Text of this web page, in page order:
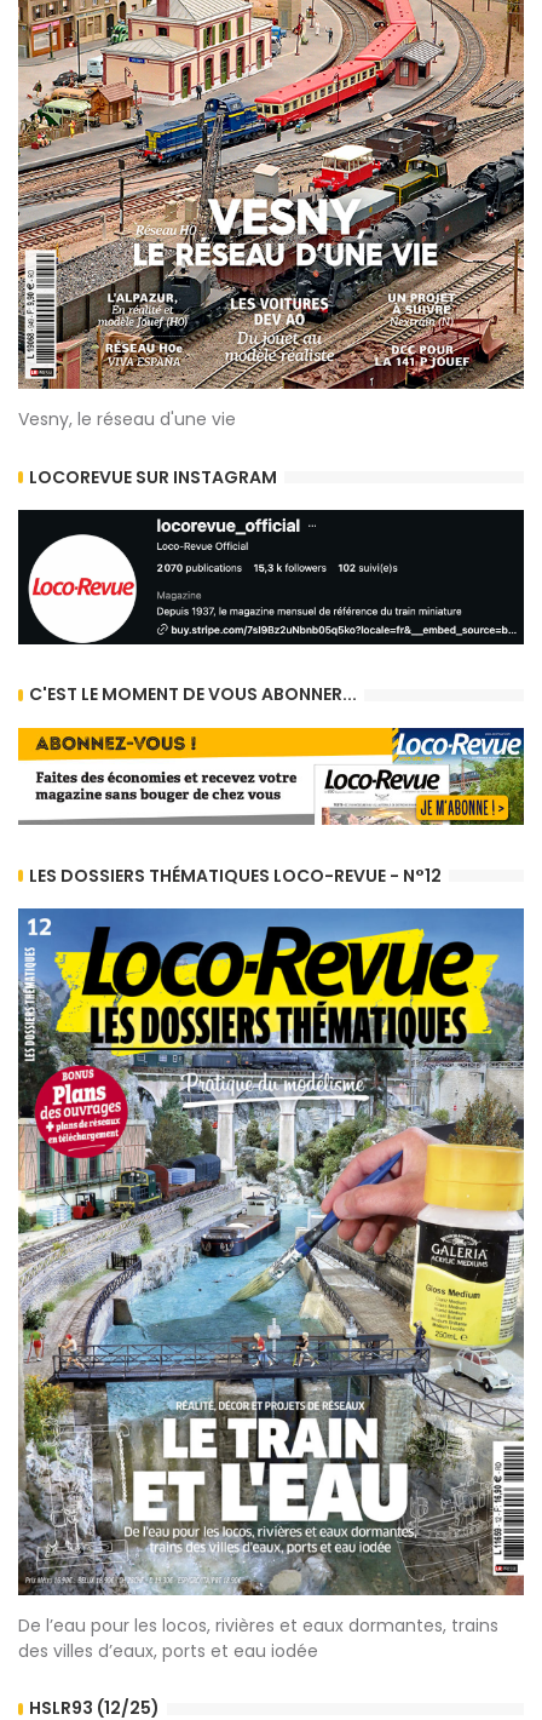
Vesny, le réseau d'une vie
LOCOREVUE SUR INSTAGRAM
C'EST LE MOMENT DE VOUS ABONNER...
LES DOSSIERS THÉMATIQUES LOCO-REVUE - N°12
De l’eau pour les locos, rivières et eaux dormantes, trains
des villes d’eaux, ports et eau iodée
HSLR93 (12/25)